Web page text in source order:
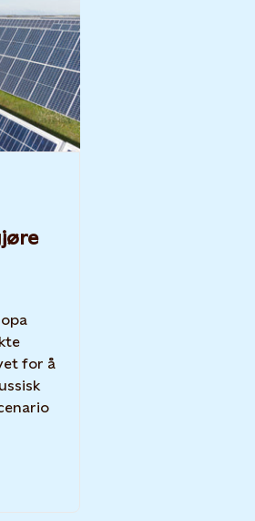
for å